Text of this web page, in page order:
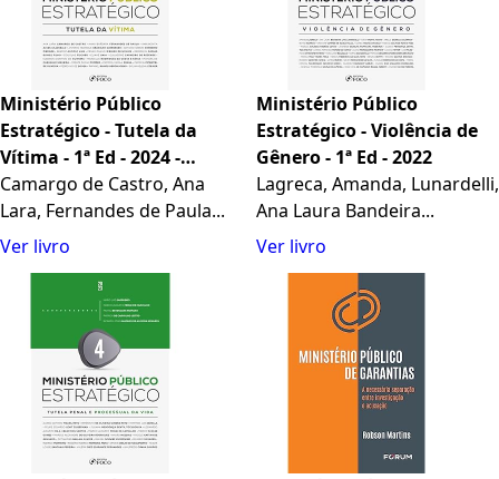
Ministério Público
Estratégico - Tutela da
Vítima - 1ª Ed - 2024 -
Volume 9
Camargo de Castro, Ana
Lara, Fernandes de Paula...
Ver livro
Ministério Público
Estratégico - Violência de
Gênero - 1ª Ed - 2022
Lagreca, Amanda, Lunardelli,
Ana Laura Bandeira...
Ver livro